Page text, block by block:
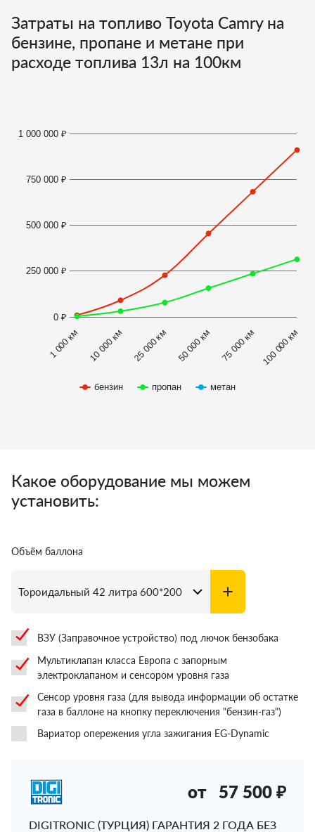
Затраты на топливо Toyota Camry на
бензине, пропане и метане при
расходе топлива 13л на 100км
бензин пропан метан
1 000 км 10 000 км 25 000 км 50 000 км 75 000 км 100 000 км
0 ₽
250 000 ₽
500 000 ₽
750 000 ₽
1 000 000 ₽
Какое оборудование мы можем
установить:
Объём баллона
ВЗУ (Заправочное устройство) под лючок бензобака
Мультиклапан класса Европа с запорным
электроклапаном и сенсором уровня газа
Сенсор уровня газа (для вывода информации об остатке
газа в баллоне на кнопку переключения "бензин-газ")
Вариатор опережения угла зажигания EG-Dynamic
DIGITRONIC (ТУРЦИЯ) ГАРАНТИЯ 2 ГОДА БЕЗ
от 57 500 ₽